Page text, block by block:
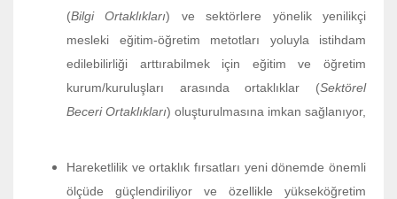
(Bilgi Ortaklıkları) ve sektörlere yönelik yenilikçi
mesleki eğitim-öğretim metotları yoluyla istihdam
edilebilirliği arttırabilmek için eğitim ve öğretim
kurum/kuruluşları arasında ortaklıklar (Sektörel
Beceri Ortaklıkları) oluşturulmasına imkan sağlanıyor,
Hareketlilik ve ortaklık fırsatları yeni dönemde önemli
ölçüde güçlendiriliyor ve özellikle yükseköğretim